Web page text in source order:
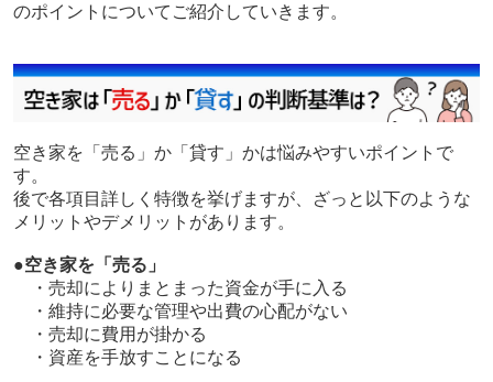
のポイントについてご紹介していきます。
空き家を「売る」か「貸す」かは悩みやすいポイントで
す。
後で各項目詳しく特徴を挙げますが、ざっと以下のような
メリットやデメリットがあります。
●空き家を「売る」
・売却によりまとまった資金が手に入る
・維持に必要な管理や出費の心配がない
・売却に費用が掛かる
・資産を手放すことになる